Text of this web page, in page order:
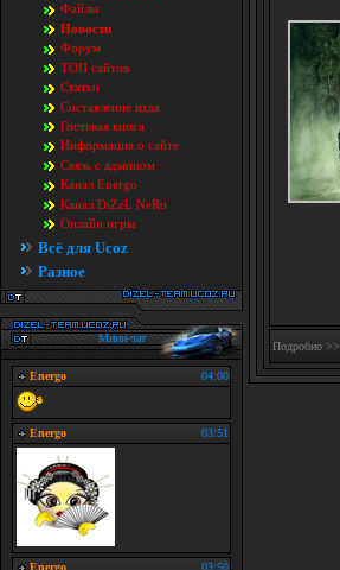
Файлы
Новости
Форум
TOП сайтов
Статьи
Составление кода
Гостевая книга
Информация о сайте
Связь с админом
Канал Energo
Канал DiZeL NeRo
Онлайн игры
Всё для Ucoz
Разное
Мини-чат
Подробно >>